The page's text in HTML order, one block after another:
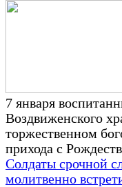
7 января
Воздвиженского
торжественном
прихода с
Солдаты срочной
молитвенно